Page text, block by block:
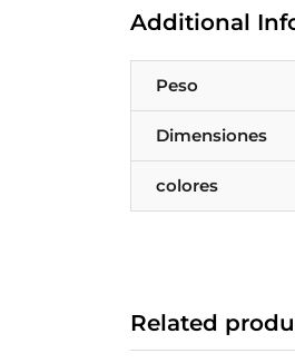
Additional
Peso
Dimensiones
colores
Related